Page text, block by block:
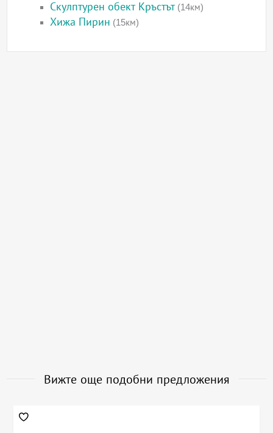
Скулптурен обект Кръстът(14км)
Хижа Пирин (15км)
Вижте още подобни предложения